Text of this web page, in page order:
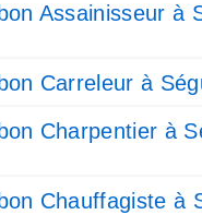
Assainisseur à
Carreleur à
Charpentier à
Chauffagiste à